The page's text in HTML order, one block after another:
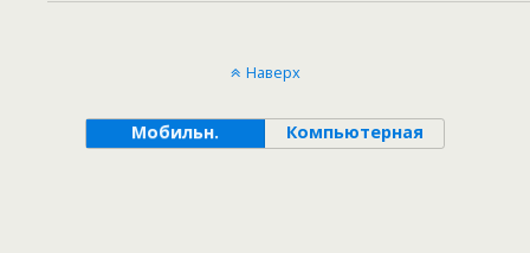
Наверх
Мобильн. Компьютерная